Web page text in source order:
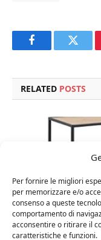
Per fornire le migliori
per memorizzare e/o
consenso a queste
comportamento di
acconsentire o ritirare il
caratteristiche e funzioni.
Facebook
RELATED POSTS